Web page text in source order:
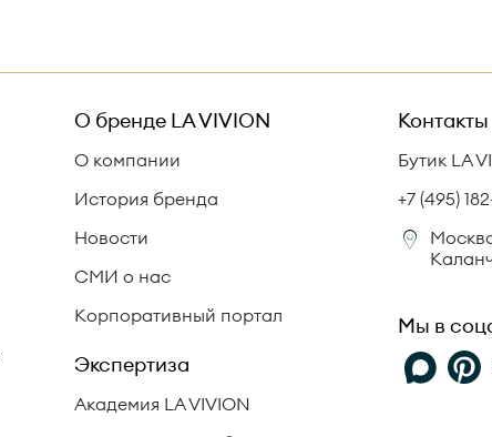
О бренде LA VIVION
О компании
История бренда
Новости
СМИ о нас
Корпоративный портал
Экспертиза
Академия LA VIVION
Контакты
Бутик LA
+7 (495)
Мы в